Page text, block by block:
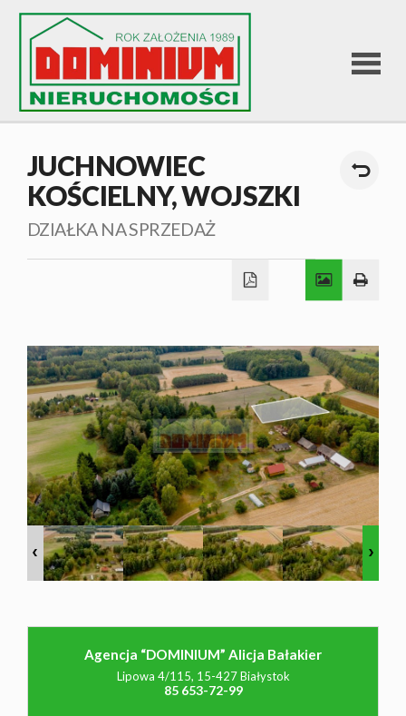
STRONA
OFERTA
NAJMU
O NAS
CO
JUCHNOWIEC
KOŚCIELNY,WOJSZKI
DZIAŁKA NA SPRZEDAŻ
Agencja “DOMINIUM” Alicja Bałakier
Lipowa 4/115, 15-427 Białystok
85 653-72-99